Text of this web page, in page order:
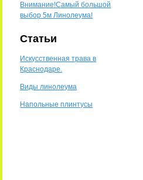
Внимание!Самый большой
выбор 5м Линолеума!
Статьи
Искусственная трава в
Краснодаре.
Виды линолеума
Напольные плинтусы